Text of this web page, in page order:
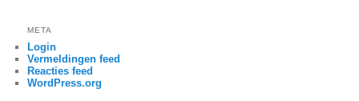
META
Login
Vermeldingen feed
Reacties feed
WordPress.org